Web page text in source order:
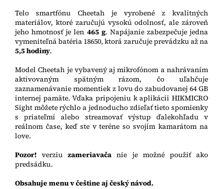
Telo smartfónu Cheetah je vyrobené z kvalitných
materiálov, ktoré zaručujú vysokú odolnosť, ale zároveň
jeho hmotnosť je len 465 g. Napájanie zabezpečuje jedna
vymeniteľná batéria 18650, ktorá zaručuje prevádzku až na
5,5 hodiny.
Model Cheetah je vybavený aj mikrofónom a nahrávaním
aktivovaným spätným rázom, čo uľahčuje
zaznamenávanie momentiek z lovu do zabudovanej 64 GB
internej pamäte. Vďaka pripojeniu k aplikácii HIKMICRO
Sight môžete rýchlo a jednoducho zdieľať tieto spomienky
s priateľmi alebo streamovať výstup ďalekohľadu v
reálnom čase, keď ste v teréne so svojím kamarátom na
love.
Pozor!verziuzameriavača nie je možné použiť ako
predsádku.
Obsahuje menu v češtine aj český návod.